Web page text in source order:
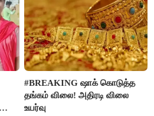
#BREAKING ஷாக் கொடுத்த
தங்கம் விலை! அதிரடி விலை
உயர்வு